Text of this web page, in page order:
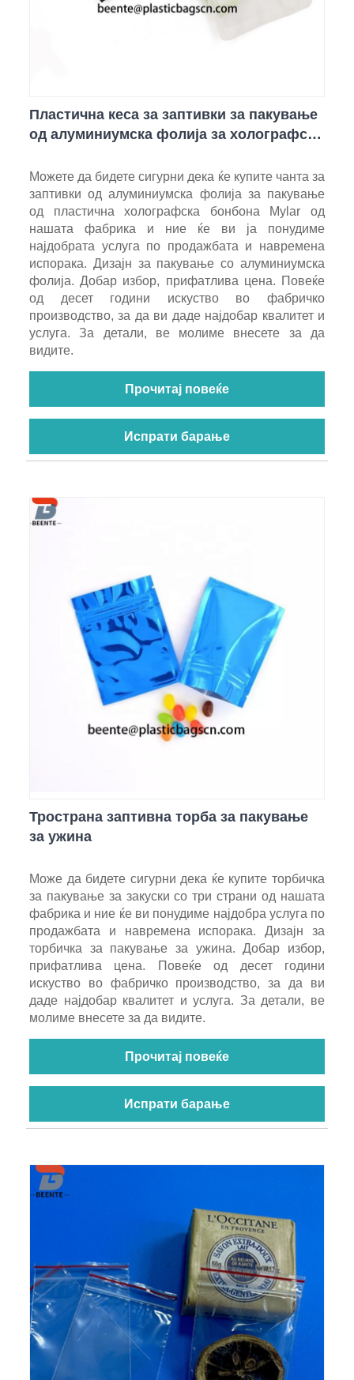
Пластична кеса за заптивки за пакување
од алуминиумска фолија за холографски
Можете да бидете сигурни дека ќе купите чанта за
заптивки од алуминиумска фолија за пакување
од пластична холографска бонбона Mylar од
нашата фабрика и ние ќе ви ја понудиме
најдобрата услуга по продажбата и навремена
испорака. Дизајн за пакување со алуминиумска
фолија. Добар избор, прифатлива цена. Повеќе
од десет години искуство во фабричко
производство, за да ви даде најдобар квалитет и
услуга. За детали, ве молиме внесете за да
видите.
Прочитај повеќе
Испрати барање
Тространа заптивна торба за пакување
за ужина
Може да бидете сигурни дека ќе купите торбичка
за пакување за закуски со три страни од нашата
фабрика и ние ќе ви понудиме најдобра услуга по
продажбата и навремена испорака. Дизајн за
торбичка за пакување за ужина. Добар избор,
прифатлива цена. Повеќе од десет години
искуство во фабричко производство, за да ви
даде најдобар квалитет и услуга. За детали, ве
молиме внесете за да видите.
Прочитај повеќе
Испрати барање